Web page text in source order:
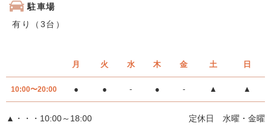
駐車場
有り（3台）
月 火 水 木 金 土 日
10:00〜20:00 ● ● - ● - ▲ ▲
▲・・・10:00～18:00 定休日 水曜・金曜